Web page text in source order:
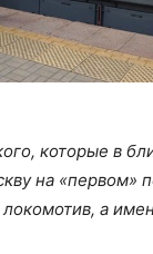
которые в
на «первом»
а